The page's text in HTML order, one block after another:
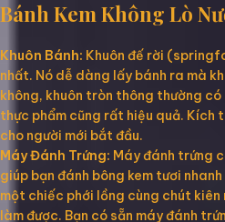
Bánh Kem Không Lò
Khuôn Bánh: Khuôn đế rời
nhất. Nó dễ dàng lấy bánh ra mà
không, khuôn tròn thông thường
thực phẩm cũng rất hiệu quả. Kích
cho người mới bắt đầu.
Máy Đánh Trứng: Máy đánh trứng
giúp bạn đánh bông kem tươi
một chiếc phới lồng cùng chút
làm được. Bạn có sẵn máy đánh